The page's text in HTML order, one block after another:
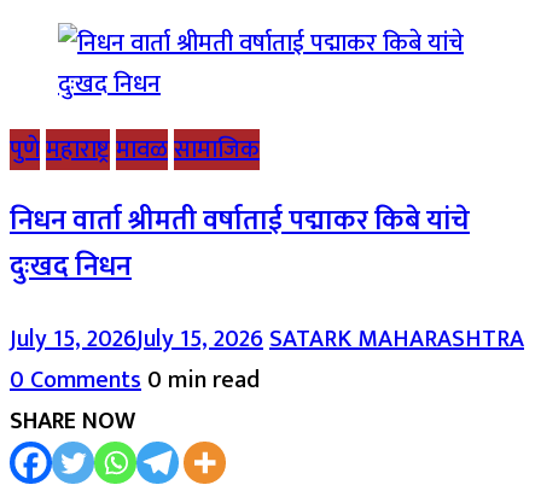
पुणेमहाराष्ट्रमावळसामाजिक
निधन वार्ता श्रीमती वर्षाताई पद्माकर किबे यांचे
दुःखद निधन
July 15, 2026July 15, 2026SATARK MAHARASHTRA
0 Comments0 min read
SHARE NOW